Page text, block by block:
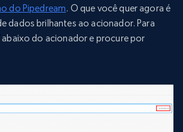
do Pipedream. O que você quer agora é
dados brilhantes ao acionador. Para
abaixo do acionador e procure por